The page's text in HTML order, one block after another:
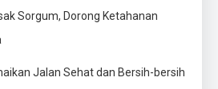
Sorgum, Dorong Ketahanan
Jalan Sehat dan Bersih-bersih